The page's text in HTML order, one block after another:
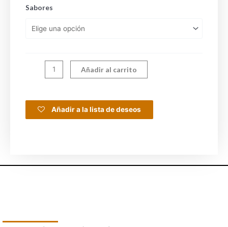
Sabores
Añadir al carrito
Añadir a la lista de deseos